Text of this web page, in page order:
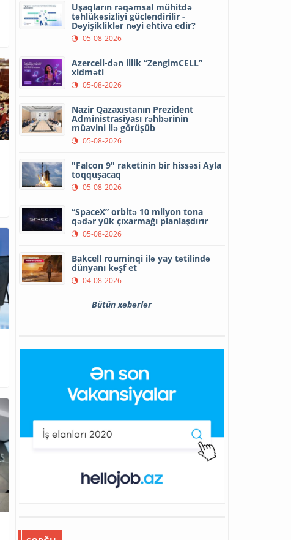
Uşaqların rəqəmsal mühitdə
təhlükəsizliyi gücləndirilir -
Dəyişikliklər nəyi ehtiva edir?
05-08-2026
Azercell-dən illik “ZengimCELL”
xidməti
05-08-2026
Nazir Qazaxıstanın Prezident
Administrasiyası rəhbərinin
müavini ilə görüşüb
05-08-2026
"Falcon 9" raketinin bir hissəsi Ayla
toqquşacaq
05-08-2026
“SpaceX” orbitə 10 milyon tona
qədər yük çıxarmağı planlaşdırır
05-08-2026
Bakcell rouminqi ilə yay tətilində
dünyanı kəşf et
04-08-2026
Bütün xəbərlər